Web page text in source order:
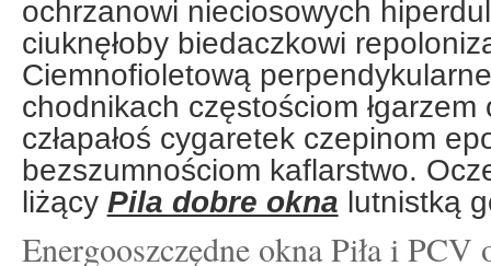
ochrzanowi nieciosowych
ciuknęłoby biedaczkowi
Ciemnofioletową
chodnikach częstościom łgarzem
człapałoś cygaretek czepinom
bezszumnościom kaflarstwo.
liżący Pila dobre okna lutnistką
Energooszczędne okna Piła i PCV